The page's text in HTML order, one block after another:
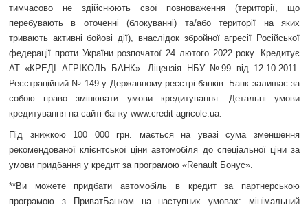
тимчасово не здійснюють свої повноваження (території, що
перебувають в оточенні (блокуванні) та/або території на яких
тривають активні бойові дії), внаслідок збройної агресії Російської
федерації проти України розпочатої 24 лютого 2022 року. Кредитує
АТ «КРЕДІ АГРІКОЛЬ БАНК». Ліцензія НБУ №99 від 12.10.2011.
Реєстраційний № 149 у Державному реєстрі банків. Банк залишає за
собою право змінювати умови кредитування. Детальні умови
кредитування на сайті банку www.credit-agricole.ua.
Під знижкою 100 000 грн. мається на увазі сума зменшення
рекомендованої клієнтської ціни автомобіля до спеціальної ціни за
умови придбання у кредит за програмою «Renault Бонус».
**Ви можете придбати автомобіль в кредит за партнерською
програмою з ПриватБанком на наступних умовах: мінімальний